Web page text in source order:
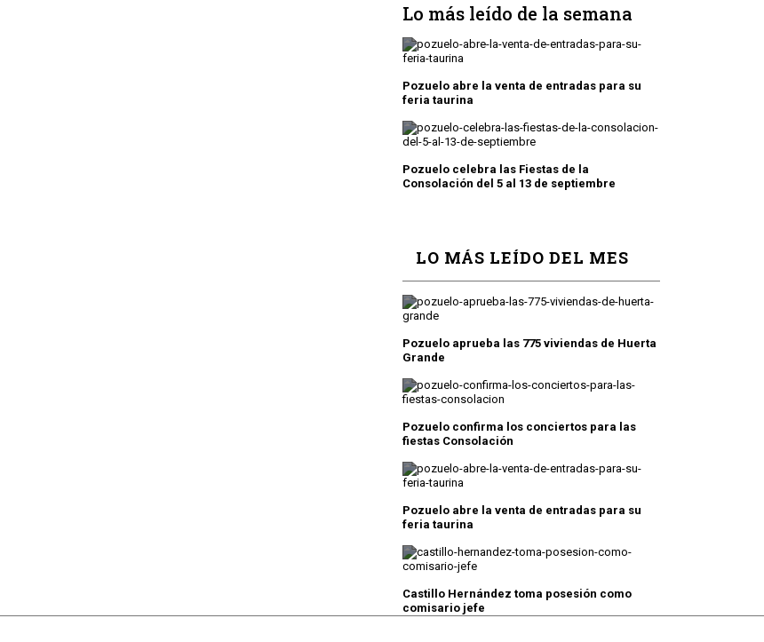
Lo más leído de la semana
Pozuelo abre la venta de entradas para su
feria taurina
Pozuelo celebra las Fiestas de la
Consolación del 5 al 13 de septiembre
LO MÁS LEÍDO DEL MES
Pozuelo aprueba las 775 viviendas de Huerta
Grande
Pozuelo confirma los conciertos para las
fiestas Consolación
Pozuelo abre la venta de entradas para su
feria taurina
Castillo Hernández toma posesión como
comisario jefe